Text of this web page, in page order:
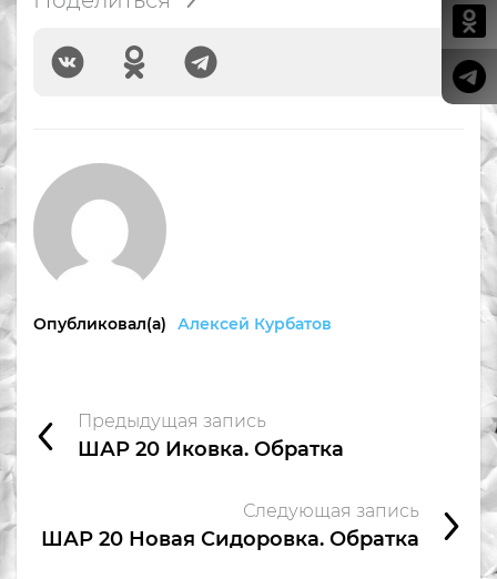
Опубликовал(а) Алексей Курбатов
Предыдущая запись
ШАР 20 Иковка. Обратка
Следующая запись
ШАР 20 Новая Сидоровка. Обратка